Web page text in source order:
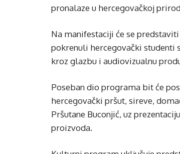
pronalaze u hercegovačkoj
Na manifestaciji će se
pokrenuli hercegovački studenti
kroz glazbu i audiovizualnu
Poseban dio programa bit će
hercegovački pršut, sireve,
Pršutane Buconjić, uz
proizvoda.